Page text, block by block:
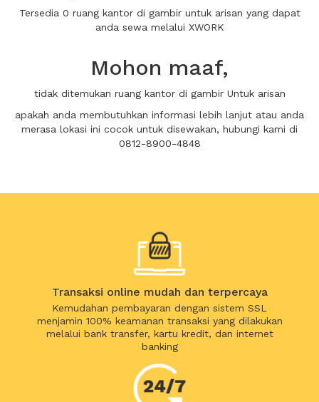
Tersedia 0 ruang kantor di gambir untuk arisan yang dapat
anda sewa melalui XWORK
Mohon maaf,
tidak ditemukan ruang kantor di gambir Untuk arisan
apakah anda membutuhkan informasi lebih lanjut atau anda
merasa lokasi ini cocok untuk disewakan, hubungi kami di
0812-8900-4848
Transaksi online mudah dan terpercaya
Kemudahan pembayaran dengan sistem SSL
menjamin 100% keamanan transaksi yang dilakukan
melalui bank transfer, kartu kredit, dan internet
banking